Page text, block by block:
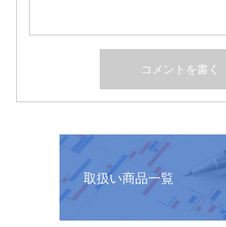
取扱い商品一覧